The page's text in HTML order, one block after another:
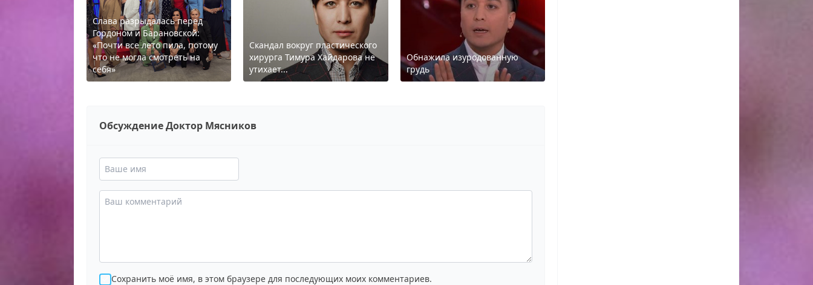
Слава разрыдалась перед
Гордоном и Барановской:
«Почти все лето пила, потому
что не могла смотреть на
себя»
Скандал вокруг пластического
хирурга Тимура Хайдарова не
утихает...
Обнажила изуродованную
грудь
Обсуждение Доктор Мясников
Сохранить моё имя, в этом браузере для последующих моих комментариев.